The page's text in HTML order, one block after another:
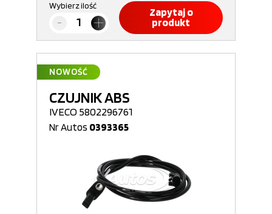
Wybierz ilość
Zapytaj o
produkt
NOWOŚĆ
CZUJNIK ABS
IVECO 5802296761
Nr Autos 0393365